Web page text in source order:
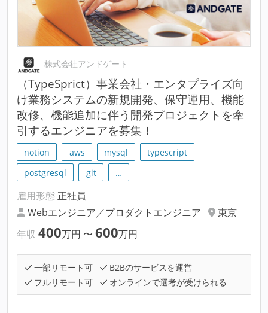
株式会社アンドゲート
（TypeSprict）事業会社・エンタプライズ向
け業務システムの新規開発、保守運用、機能
改修、機能追加に伴う開発プロジェクトを牽
引するエンジニアを募集！
notion aws mysql
typescript
postgresql
git …
雇用形態 正社員
Webエンジニア／プロダクトエンジニア
東京
年収 400万円 〜 600万円
一部リモート可
B2Bのサービスを運営
フルリモート可
オンラインで選考が受けられる